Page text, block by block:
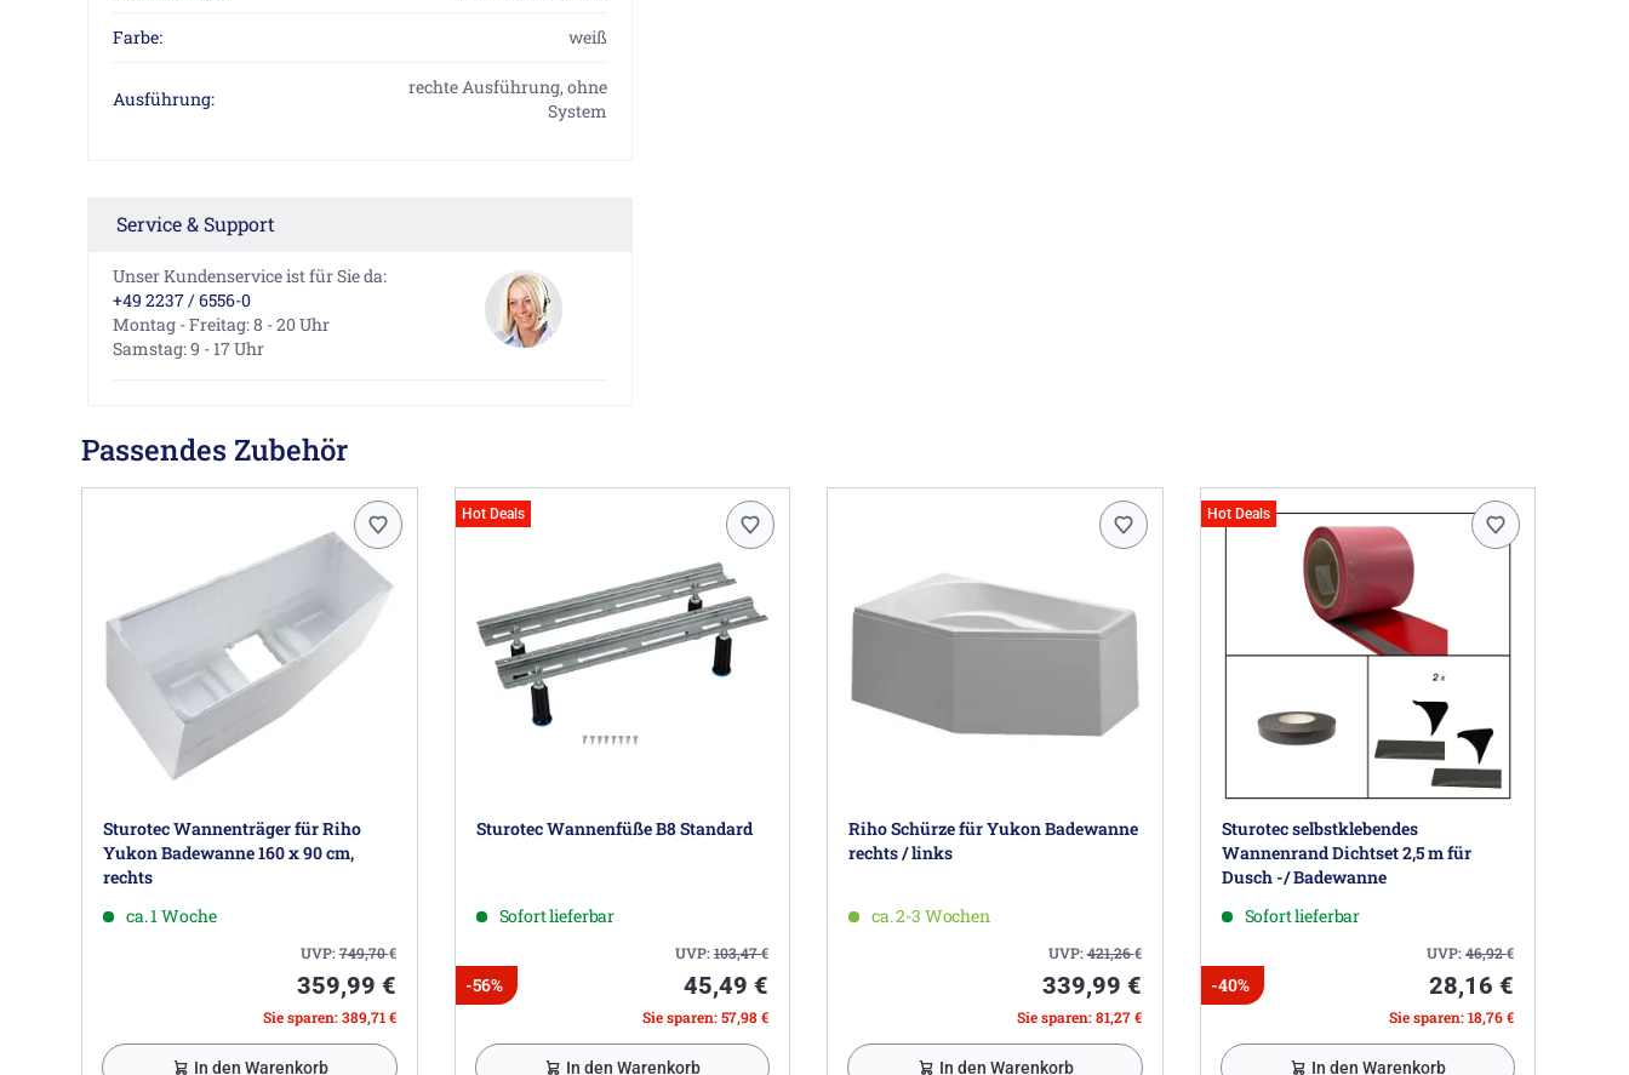
Farbe: weiß
Ausführung:
rechte Ausführung, ohne
System
Service & Support
Unser Kundenservice ist für Sie da:
+49 2237 / 6556-0
Montag - Freitag: 8 - 20 Uhr
Samstag: 9 - 17 Uhr
Passendes Zubehör
Sturotec Wannenträger für Riho
Yukon Badewanne 160 x 90 cm,
rechts
ca. 1 Woche
UVP:749,70€
359,99 €
Sie sparen: 389,71 €
In den Warenkorb
Hot Deals
Sturotec Wannenfüße B8 Standard
Sofort lieferbar
UVP:103,47€
-56% 45,49 €
Sie sparen: 57,98 €
In den Warenkorb
Riho Schürze für Yukon Badewanne
rechts / links
ca. 2-3 Wochen
UVP:421,26€
339,99 €
Sie sparen: 81,27 €
In den Warenkorb
Hot Deals
Sturotec selbstklebendes
Wannenrand Dichtset 2,5 m für
Dusch -/ Badewanne
Sofort lieferbar
UVP:46,92€
-40% 28,16 €
Sie sparen: 18,76 €
In den Warenkorb